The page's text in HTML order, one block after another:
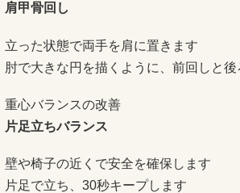
肩甲骨回し
立った状態で両手を肩に置きます
肘で大きな円を描くように、前回しと
重心バランスの改善
片足立ちバランス
壁や椅子の近くで安全を確保します
片足で立ち、30秒キープします